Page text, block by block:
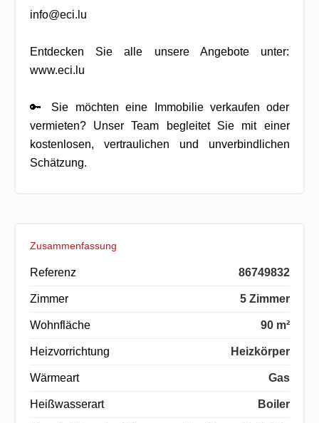
info@eci.lu
Entdecken Sie alle unsere Angebote unter:
www.eci.lu
🔑 Sie möchten eine Immobilie verkaufen oder
vermieten? Unser Team begleitet Sie mit einer
kostenlosen, vertraulichen und unverbindlichen
Schätzung.
Zusammenfassung
Referenz 86749832
Zimmer 5 Zimmer
Wohnfläche 90 m²
Heizvorrichtung Heizkörper
Wärmeart Gas
Heißwasserart Boiler